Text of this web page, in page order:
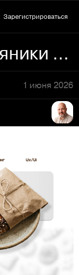
Зарегистрироваться
Лендинг для Пряники Shop
1 июня 2026